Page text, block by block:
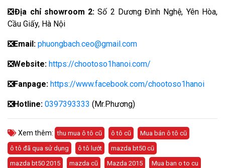
❎Địa chỉ showroom 2:Số 2 Dương Đình Nghệ, Yên Hòa,
Cầu Giấy, Hà Nội
❎Email: phuongbach.ceo@gmail.com
❎Website: https://chootoso1hanoi.com/
❎Fanpage: https://www.facebook.com/chootoso1hanoi
❎Hotline: 0397393333 (Mr.Phương)
Xem thêm: thu mua ô tô cũ ô tô cũ
Mua bán ô tô cũ
ô tô đã qua sử dụng
ô tô lướt
mazda bt50 cũ
mazda bt50 2015
mazda cũ Mazda 2015
Mua ban o to cu